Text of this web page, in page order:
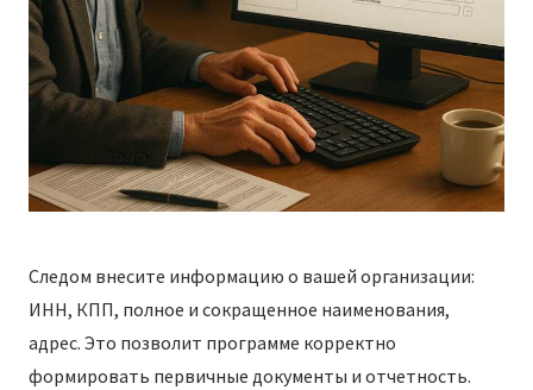
Следом внесите информацию о вашей организации:
ИНН, КПП, полное и сокращенное наименования,
адрес. Это позволит программе корректно
формировать первичные документы и отчетность.